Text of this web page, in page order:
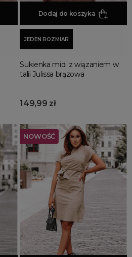
Dodaj do koszyka
JEDEN ROZMIAR
Sukienka midi z wiązaniem w
talii Julissa brązowa
149,99 zł
NOWOŚĆ